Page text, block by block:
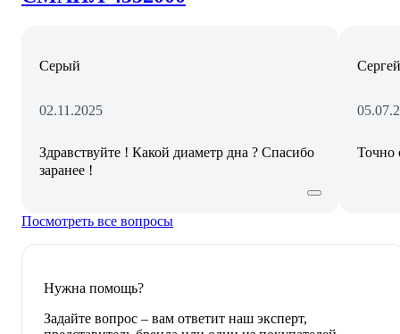
Серый
02.11.2025
Здравствуйте ! Какой диаметр дна ? Спасибо
заранее !
Точно
Посмотреть все вопросы
Нужна помощь?
Задайте вопрос – вам ответит наш эксперт,